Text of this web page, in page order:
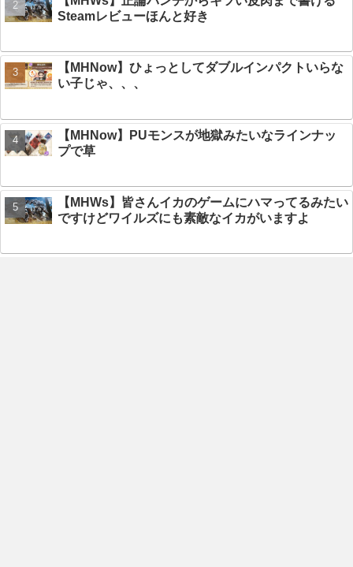
Steamレビューほんと好き
【MHNow】ひょっとしてダブルインパクトいらな
い子じゃ、、、
【MHNow】PUモンスが地獄みたいなラインナッ
プで草
【MHWs】皆さんイカのゲームにハマってるみたい
ですけどワイルズにも素敵なイカがいますよ